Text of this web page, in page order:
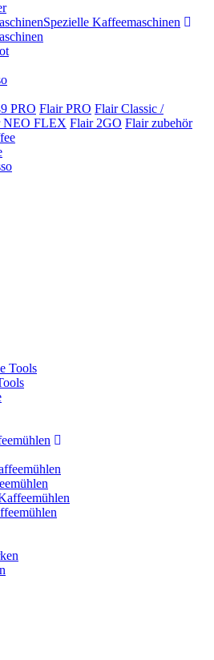
Spezielle Kaffeemaschinen
PRO Flair PRO Flair Classic /
NEO FLEX Flair 2GO Flair zubehör